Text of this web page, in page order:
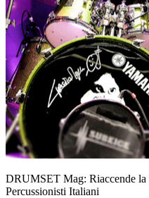
DRUMSET Mag: Riaccende la
Percussionisti Italiani